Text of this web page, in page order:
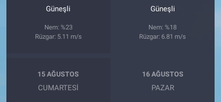
Güneşli
Nem: %23
Rüzgar: 5.11 m/s
Güneşli
Nem: %18
Rüzgar: 6.81 m/s
15 AĞUSTOS
CUMARTESI
16 AĞUSTOS
PAZAR